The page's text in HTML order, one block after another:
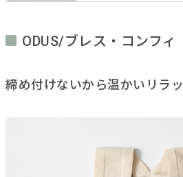
ODUS/ブレス・コンフィ
締め付けないから温かいリラ